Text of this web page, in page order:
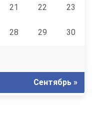
21 22 23
28 29 30
Сентябрь »